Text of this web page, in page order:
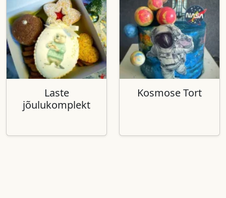
Laste
jõulukomplekt
Kosmose Tort